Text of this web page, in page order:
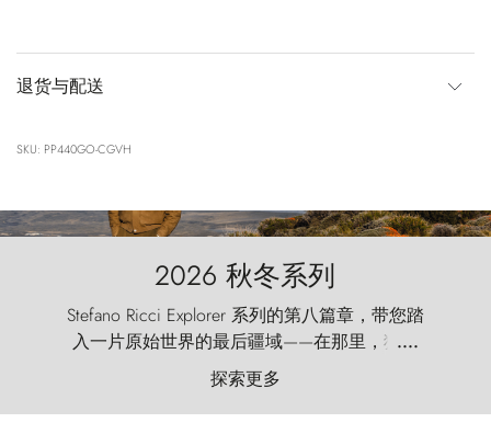
退货与配送
SKU: PP440GO-CGVH
2026 秋冬系列
Stefano Ricci Explorer 系列的第八篇章，带您踏
入一片原始世界的最后疆域——在那里，狂风
以远古的怒号雕琢着自然，而百内塔（Torres
del Paine）则宛如石砌的哨兵，傲然向苍穹发
起挑战。
....
探索更多